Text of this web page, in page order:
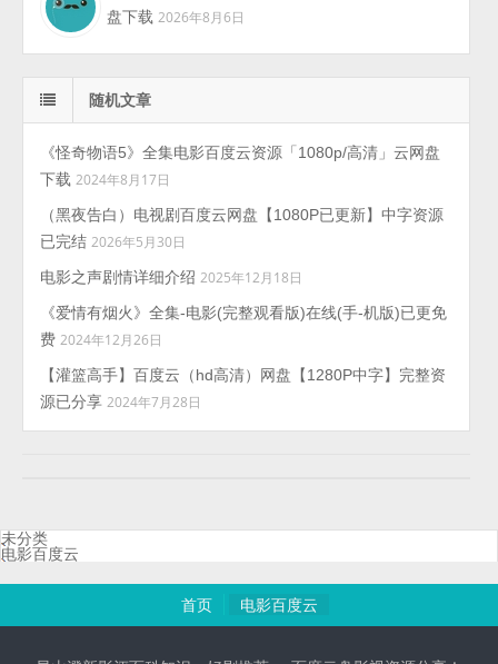
盘下载 2026年8月6日
随机文章
《怪奇物语5》全集电影百度云资源「1080p/高清」云网盘
下载 2024年8月17日
（黑夜告白）电视剧百度云网盘【1080P已更新】中字资源
已完结 2026年5月30日
电影之声剧情详细介绍 2025年12月18日
《爱情有烟火》全集-电影(完整观看版)在线(手-机版)已更免
费 2024年12月26日
【灌篮高手】百度云（hd高清）网盘【1280P中字】完整资
源已分享 2024年7月28日
未分类
电影百度云
首页 电影百度云